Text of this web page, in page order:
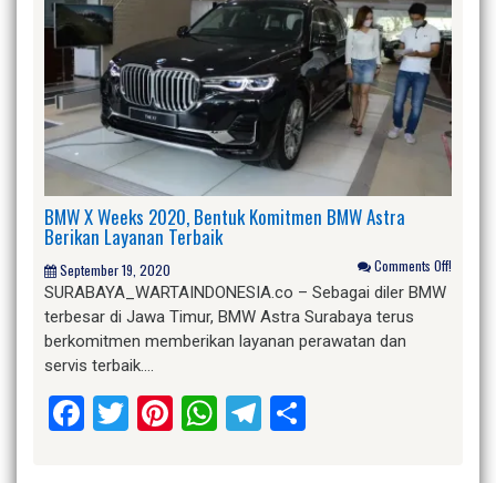
BMW X Weeks 2020, Bentuk Komitmen BMW Astra
Berikan Layanan Terbaik
September 19, 2020 Comments Off!
SURABAYA_WARTAINDONESIA.co – Sebagai diler BMW
terbesar di Jawa Timur, BMW Astra Surabaya terus
berkomitmen memberikan layanan perawatan dan
servis terbaik….
Facebook
Twitter
Pinterest
WhatsApp
Telegram